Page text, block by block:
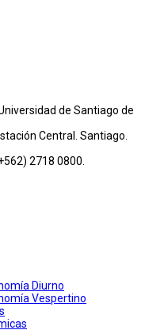
de Santiago de
Central. Santiago.
2718 0800.
Diurno
Vespertino